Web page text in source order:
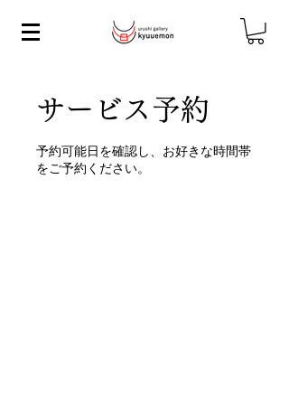
サービス予約
予約可能日を確認し、お好きな時間帯
をご予約ください。